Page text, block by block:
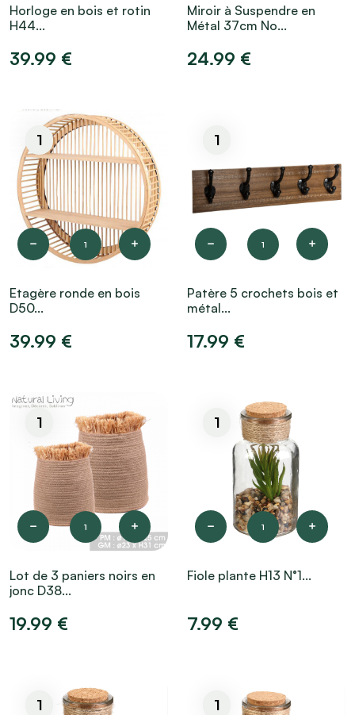
Horloge en bois et rotin
H44...
39.99 €
Miroir à Suspendre en
Métal 37cm No...
24.99 €
1
1
Etagère ronde en bois
D50...
39.99 €
1
1
Patère 5 crochets bois et
métal...
17.99 €
1
1
Lot de 3 paniers noirs en
jonc D38...
19.99 €
1
1
Fiole plante H13 N°1...
7.99 €
1 1